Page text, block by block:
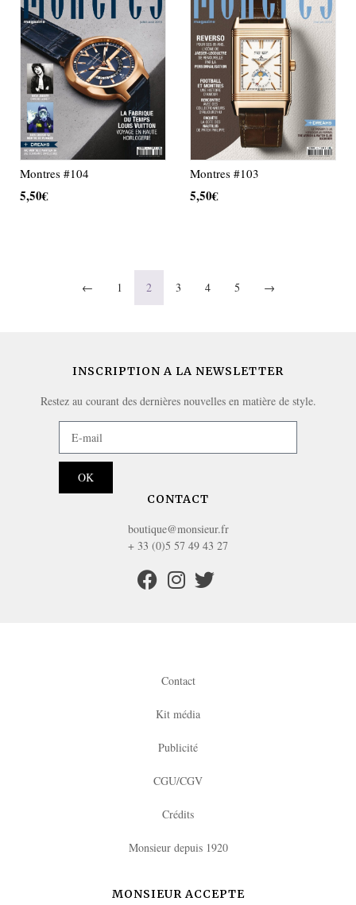
Montres #104
5,50€
Montres #103
5,50€
← 1 2 3 4 5 →
INSCRIPTION A LA NEWSLETTER
Restez au courant des dernières nouvelles en matière de style.
OK
CONTACT
boutique@monsieur.fr
+ 33 (0)5 57 49 43 27
Contact
Kit média
Publicité
CGU/CGV
Crédits
Monsieur depuis 1920
MONSIEUR ACCEPTE